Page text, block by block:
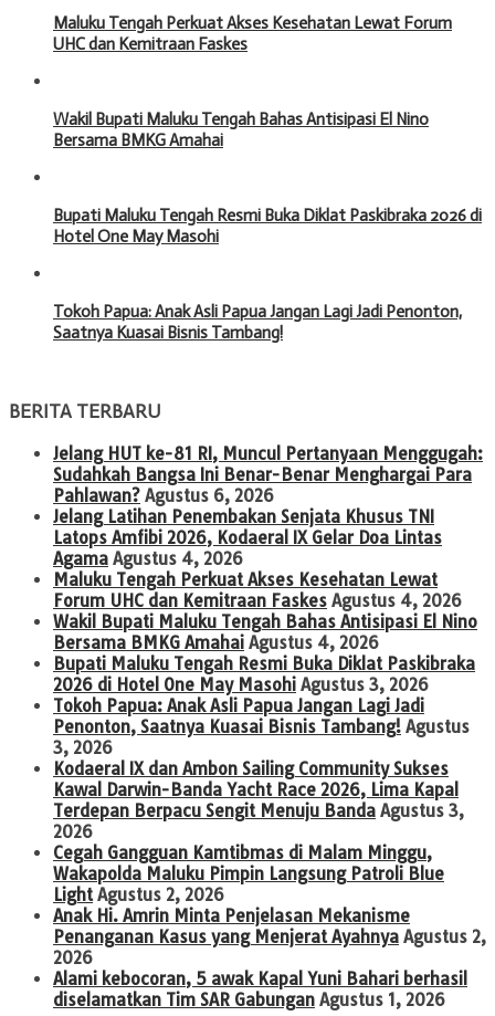
Maluku Tengah Perkuat Akses Kesehatan Lewat Forum
UHC dan Kemitraan Faskes
Wakil Bupati Maluku Tengah Bahas Antisipasi El Nino
Bersama BMKG Amahai
Bupati Maluku Tengah Resmi Buka Diklat Paskibraka 2026 di
Hotel One May Masohi
Tokoh Papua: Anak Asli Papua Jangan Lagi Jadi Penonton,
Saatnya Kuasai Bisnis Tambang!
BERITA TERBARU
Jelang HUT ke-81 RI, Muncul Pertanyaan Menggugah:
Sudahkah Bangsa Ini Benar-Benar Menghargai Para
Pahlawan? Agustus 6, 2026
Jelang Latihan Penembakan Senjata Khusus TNI
Latops Amfibi 2026, Kodaeral IX Gelar Doa Lintas
Agama Agustus 4, 2026
Maluku Tengah Perkuat Akses Kesehatan Lewat
Forum UHC dan Kemitraan Faskes Agustus 4, 2026
Wakil Bupati Maluku Tengah Bahas Antisipasi El Nino
Bersama BMKG Amahai Agustus 4, 2026
Bupati Maluku Tengah Resmi Buka Diklat Paskibraka
2026 di Hotel One May Masohi Agustus 3, 2026
Tokoh Papua: Anak Asli Papua Jangan Lagi Jadi
Penonton, Saatnya Kuasai Bisnis Tambang! Agustus
3, 2026
Kodaeral IX dan Ambon Sailing Community Sukses
Kawal Darwin-Banda Yacht Race 2026, Lima Kapal
Terdepan Berpacu Sengit Menuju Banda Agustus 3,
2026
Cegah Gangguan Kamtibmas di Malam Minggu,
Wakapolda Maluku Pimpin Langsung Patroli Blue
Light Agustus 2, 2026
Anak Hi. Amrin Minta Penjelasan Mekanisme
Penanganan Kasus yang Menjerat Ayahnya Agustus 2,
2026
Alami kebocoran, 5 awak Kapal Yuni Bahari berhasil
diselamatkan Tim SAR Gabungan Agustus 1, 2026